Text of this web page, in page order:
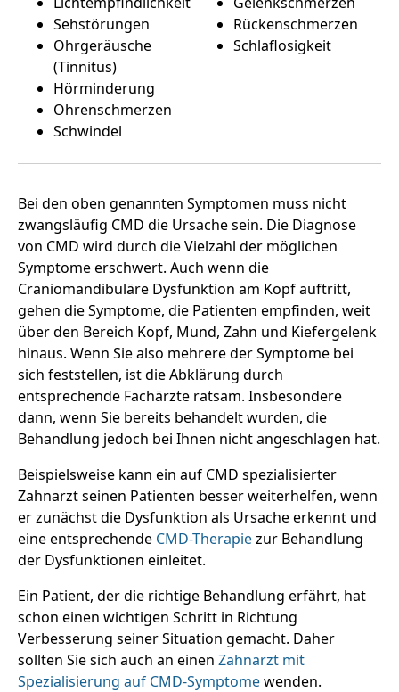
Sehstörungen
Ohrgeräusche
(Tinnitus)
Hörminderung
Ohrenschmerzen
Schwindel
Rückenschmerzen
Schlaflosigkeit
Bei den oben genannten Symptomen muss nicht
zwangsläufig CMD die Ursache sein. Die Diagnose
von CMD wird durch die Vielzahl der möglichen
Symptome erschwert. Auch wenn die
Craniomandibuläre Dysfunktion am Kopf auftritt,
gehen die Symptome, die Patienten empfinden, weit
über den Bereich Kopf, Mund, Zahn und Kiefergelenk
hinaus. Wenn Sie also mehrere der Symptome bei
sich feststellen, ist die Abklärung durch
entsprechende Fachärzte ratsam. Insbesondere
dann, wenn Sie bereits behandelt wurden, die
Behandlung jedoch bei Ihnen nicht angeschlagen hat.
Beispielsweise kann ein auf CMD spezialisierter
Zahnarzt seinen Patienten besser weiterhelfen, wenn
er zunächst die Dysfunktion als Ursache erkennt und
eine entsprechende CMD-Therapiezur Behandlung
der Dysfunktionen einleitet.
Ein Patient, der die richtige Behandlung erfährt, hat
schon einen wichtigen Schritt in Richtung
Verbesserung seiner Situation gemacht. Daher
sollten Sie sich auch an einen Zahnarzt mit
Spezialisierung auf CMD-Symptomewenden.